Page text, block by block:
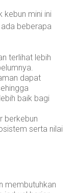
kebun mini ini
beberapa
terlihat lebih
dapat
baik bagi
berkebun
serta nilai
membutuhkan